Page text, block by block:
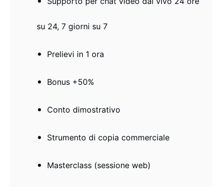
su 24, 7 giorni su 7
Prelievi in ​​1 ora
Bonus +50%
Conto dimostrativo
Strumento di copia commerciale
Masterclass (sessione web)